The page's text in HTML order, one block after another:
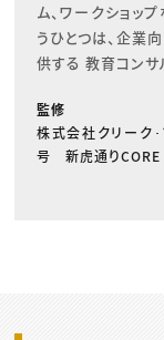
ム、ワークショッ
うひとつは、企業
供する 教育コンサ
監修
株式会社クリーク
号 新虎通りCORE